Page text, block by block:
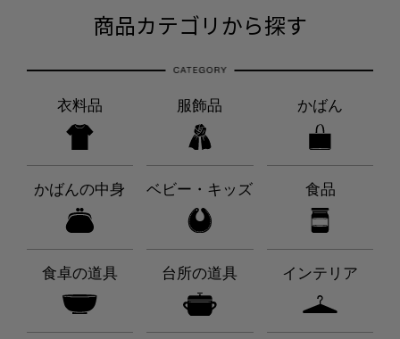
商品カテゴリから探す
衣料品 服飾品 かばん
かばんの中身 ベビー・キッズ 食品
食卓の道具 台所の道具 インテリア